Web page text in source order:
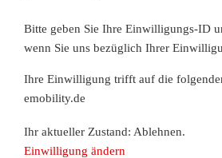
Bitte geben Sie Ihre Einwilligungs-ID
wenn Sie uns bezüglich Ihrer
Ihre Einwilligung trifft auf die
emobility.de
Ihr aktueller Zustand: Ablehnen.
Einwilligung ändern